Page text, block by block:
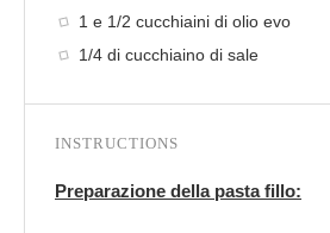
1 e 1/2 cucchiaini di olio evo
1/4 di cucchiaino di sale
INSTRUCTIONS
Preparazione della pasta fillo: